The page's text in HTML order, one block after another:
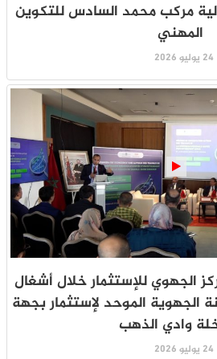
مركب محمد السادس للتكوين
المهني
24 يوليو 2026
الجهوي للإستثمار خلال أشغال
الجهوية الموحد لإستثمار بجهة
وادي الذهب
24 يوليو 2026